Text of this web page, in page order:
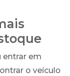
entrar em
o veículo